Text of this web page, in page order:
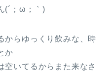
(´；ω；｀)
からゆっくり飲みな、時
か
空いてるからまた来なさ